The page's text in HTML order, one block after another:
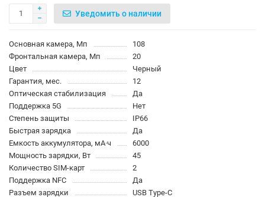
Уведомить о наличии
Основная камера, Мп
108
Фронтальная камера, Мп
20
Цвет
Черный
Гарантия, мес.
12
Оптическая стабилизация
Да
Поддержка 5G
Нет
Степень защиты
IP66
Быстрая зарядка
Да
Емкость аккумулятора, мА·ч
6000
Мощность зарядки, Вт
45
Количество SIM-карт
2
Поддержка NFC
Да
Разъем зарядки
USB Type-C